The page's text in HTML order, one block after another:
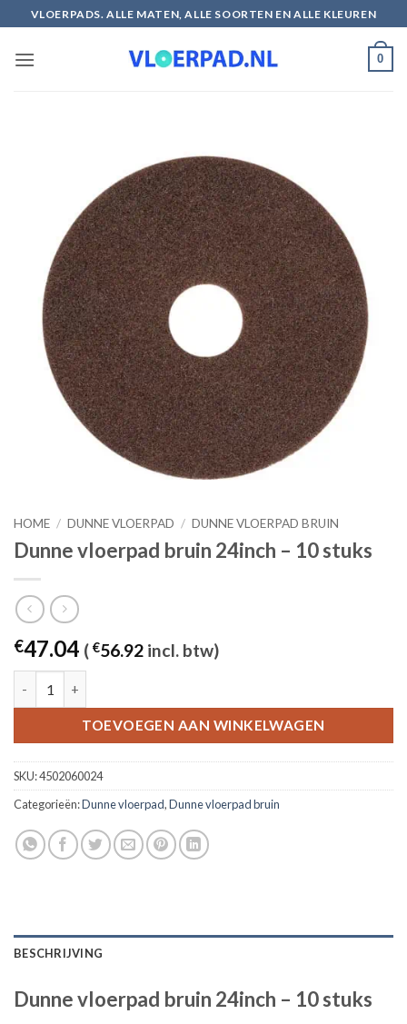
naar
inhoud
VLOERPADS. ALLE MATEN, ALLE SOORTEN EN ALLE KLEUREN
0
HOME / DUNNE VLOERPAD / DUNNE VLOERPAD BRUIN
Dunne vloerpad bruin 24inch – 10 stuks
€47.04 ( €56.92 incl. btw)
TOEVOEGEN AAN WINKELWAGEN
SKU:4502060024
Categorieën:Dunne vloerpad,Dunne vloerpad bruin
BESCHRIJVING
Dunne vloerpad bruin 24inch – 10 stuks